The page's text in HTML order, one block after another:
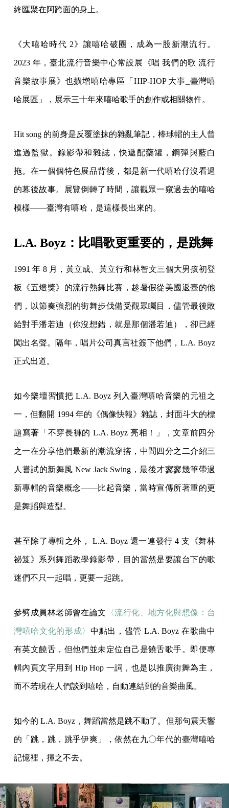
終匯聚在阿跨面的身上。
《大嘻哈時代 2》讓嘻哈破圈，成為一股新潮流行。
2023 年，臺北流行音樂中心常設展《唱 我們的歌 流行
音樂故事展》也擴增嘻哈專區「HIP-HOP 大事_臺灣嘻
哈展區」，展示三十年來嘻哈歌手的創作或相關物件。
Hit song 的前身是反覆塗抹的雜亂筆記，棒球帽的主人曾
進過監獄。錄影帶和雜誌，快遞配藥罐，鋼彈與藍白
拖。在一個個特色展品背後，都是新一代嘻哈仔沒看過
的幕後故事。展覽倒轉了時間，讓觀眾一窺過去的嘻哈
模樣——臺灣有嘻哈，是這樣長出來的。
L.A. Boyz：比唱歌更重要的，是跳舞
1991 年 8 月，黃立成、黃立行和林智文三個大男孩初登
板《五燈獎》的流行熱舞比賽，趁暑假從美國返臺的他
們，以節奏強烈的街舞步伐備受觀眾矚目，儘管最後敗
給對手潘若迪（你沒想錯，就是那個潘若迪），卻已經
闖出名聲。隔年，唱片公司真言社簽下他們，L.A. Boyz
正式出道。
如今樂壇習慣把 L.A. Boyz 列入臺灣嘻哈音樂的元祖之
一，但翻開 1994 年的《偶像快報》雜誌，封面斗大的標
題寫著「不穿長褲的 L.A. Boyz 亮相！」，文章前四分
之一在分享他們最新的潮流穿搭，中間四分之二介紹三
人嘗試的新舞風 New Jack Swing，最後才寥寥幾筆帶過
新專輯的音樂概念——比起音樂，當時宣傳所著重的更
是舞蹈與造型。
甚至除了專輯之外， L.A. Boyz 還一連發行 4 支《舞林
祕笈》系列舞蹈教學錄影帶，目的當然是要讓台下的歌
迷們不只一起唱，更要一起跳。
參劈成員林老師曾在論文 〈流行化、地方化與想像：台
灣嘻哈文化的形成〉 中點出，儘管 L.A. Boyz 在歌曲中
有英文饒舌，但他們並未定位自己是饒舌歌手。即便專
輯內頁文字用到 Hip Hop 一詞，也是以推廣街舞為主，
而不若現在人們談到嘻哈，自動連結到的音樂曲風。
如今的 L.A. Boyz，舞蹈當然是跳不動了。但那句震天響
的「跳，跳，跳乎伊爽」，依然在九〇年代的臺灣嘻哈
記憶裡，揮之不去。